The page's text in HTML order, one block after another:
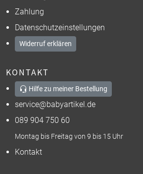
Zahlung
Datenschutzeinstellungen
Widerruf erklären
KONTAKT
Hilfe zu meiner Bestellung
service@babyartikel.de
089 904 750 60
Montag bis Freitag von 9 bis 15 Uhr
Kontakt